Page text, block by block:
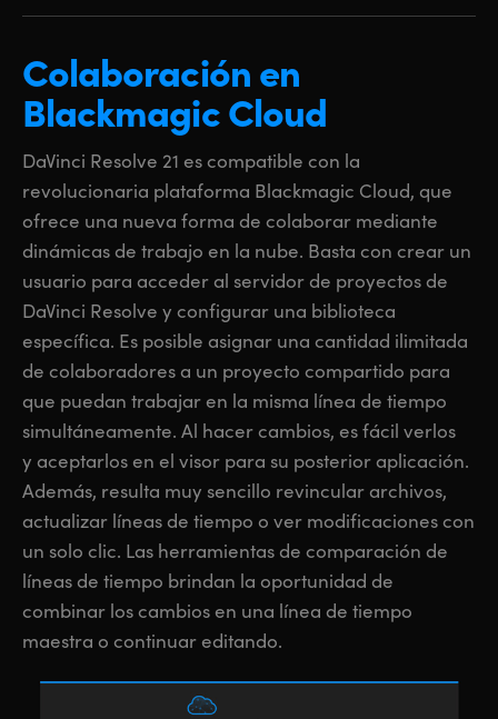
Portugal
Singapore
South Africa
España
Chinese Taipei
Turkey
UAE
Ukraine
United States
Portugal
Singapore
South Africa
España
Chinese Taipei
Turkey
UAE
Ukraine
United States
Colaboración en
Blackmagic Cloud
DaVinci Resolve 21 es compatible con la
revolucionaria plataforma Blackmagic Cloud, que
ofrece una nueva forma de colaborar mediante
dinámicas de trabajo en la nube. Basta con crear un
usuario para acceder al servidor de proyectos de
DaVinci Resolve y configurar una biblioteca
específica. Es posible asignar una cantidad ilimitada
de colaboradores a un proyecto compartido para
que puedan trabajar en la misma línea de tiempo
simultáneamente. Al hacer cambios, es fácil verlos
y aceptarlos en el visor para su posterior aplicación.
Además, resulta muy sencillo revincular archivos,
actualizar líneas de tiempo o ver modificaciones con
un solo clic. Las herramientas de comparación de
líneas de tiempo brindan la oportunidad de
combinar los cambios en una línea de tiempo
maestra o continuar editando.